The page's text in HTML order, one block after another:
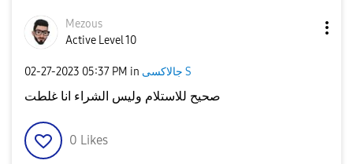
Mezous
Active Level 10
‎02-27-2023 05:37 PM in جالاكسى S
صحيح للاستلام وليس الشراء انا غلطت
0 Likes